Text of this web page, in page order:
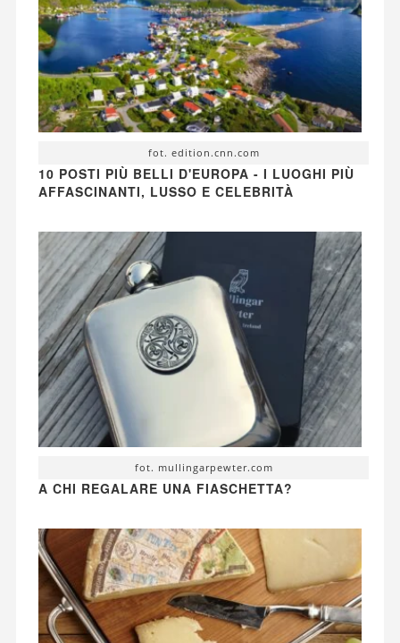
fot. edition.cnn.com
10 POSTI PIÙ BELLI D'EUROPA - I LUOGHI PIÙ
AFFASCINANTI, LUSSO E CELEBRITÀ
fot. mullingarpewter.com
A CHI REGALARE UNA FIASCHETTA?